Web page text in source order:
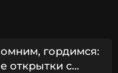
гордимся:
открытки с